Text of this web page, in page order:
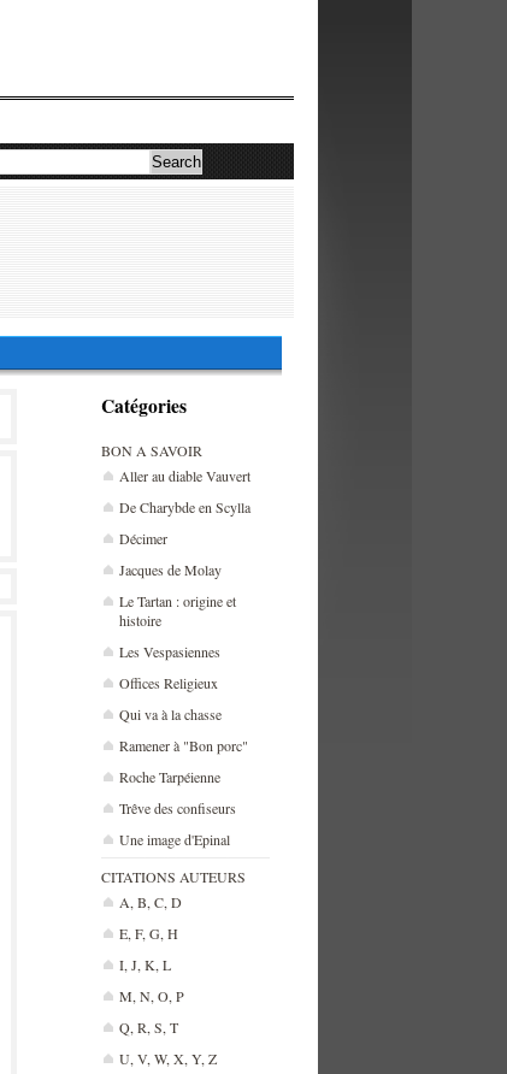
Catégories
BON A SAVOIR
Aller au diable Vauvert
De Charybde en Scylla
Décimer
Jacques de Molay
Le Tartan : origine et
histoire
Les Vespasiennes
Offices Religieux
Qui va à la chasse
Ramener à "Bon porc"
Roche Tarpéienne
Trêve des confiseurs
Une image d'Epinal
CITATIONS AUTEURS
A, B, C, D
E, F, G, H
I, J, K, L
M, N, O, P
Q, R, S, T
U, V, W, X, Y, Z